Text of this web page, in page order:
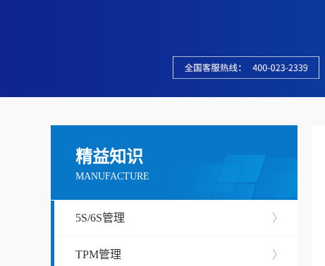
精益知识
MANUFACTURE
5S/6S管理 〉
TPM管理 〉